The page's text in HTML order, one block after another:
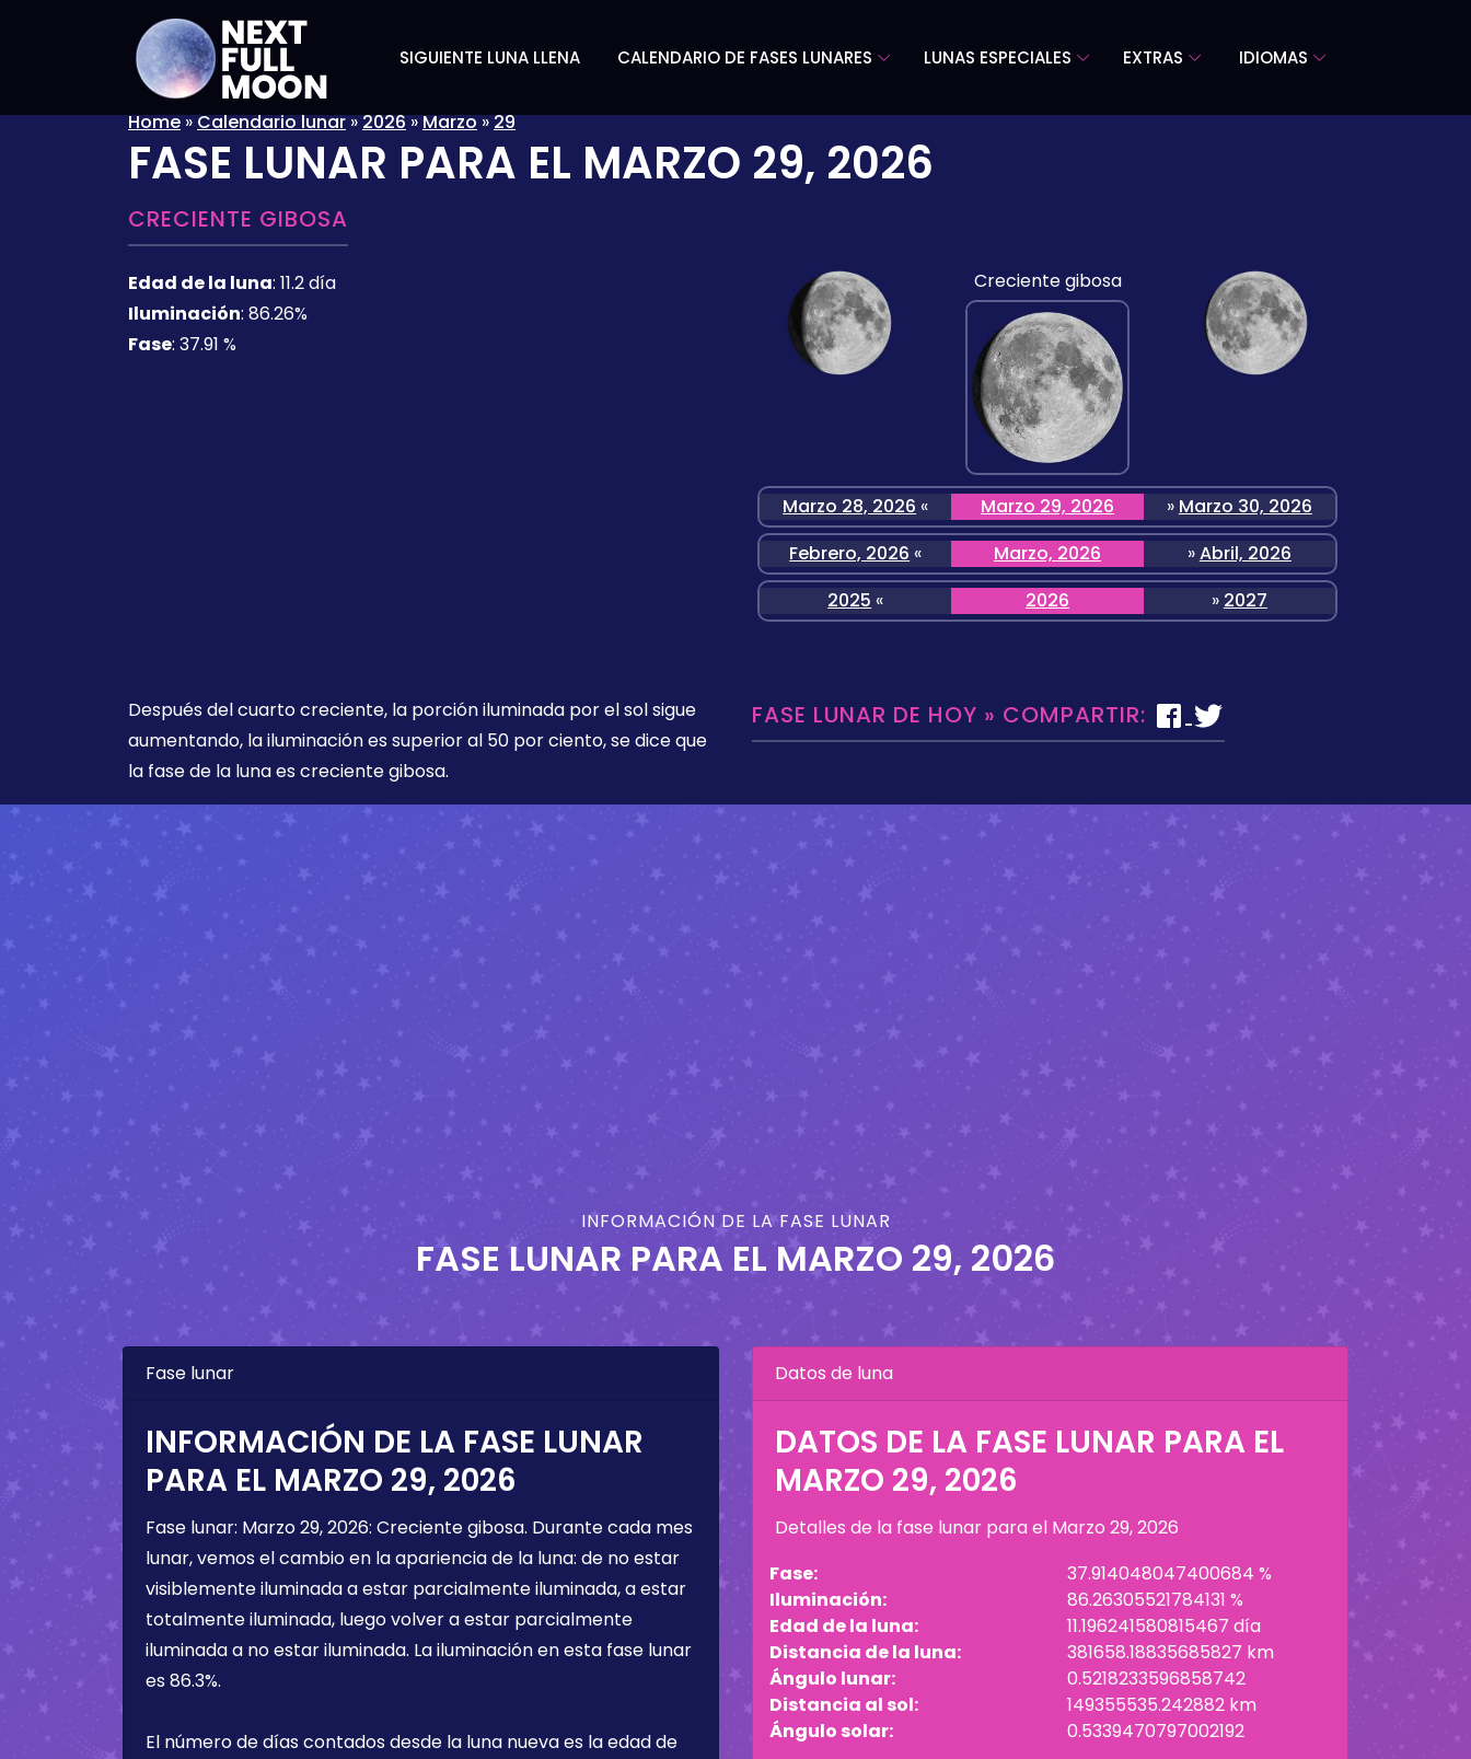
SIGUIENTE LUNA LLENA CALENDARIO DE FASES LUNARES LUNAS ESPECIALES EXTRAS IDIOMAS
Home»Calendario lunar»2026»Marzo»29
FASE LUNAR PARA EL MARZO 29, 2026
CRECIENTE GIBOSA
Edad de la luna: 11.2 día
Iluminación: 86.26%
Fase: 37.91 %
Creciente gibosa
Marzo 28, 2026 « Marzo 29, 2026 » Marzo 30, 2026
Febrero, 2026 « Marzo, 2026 »Abril, 2026
2025 « 2026 » 2027
Después del cuarto creciente, la porción iluminada por el sol sigue
aumentando, la iluminación es superior al 50 por ciento, se dice que
la fase de la luna es creciente gibosa.
FASE LUNAR DE HOY » COMPARTIR:
INFORMACIÓN DE LA FASE LUNAR
FASE LUNAR PARA ELMARZO 29, 2026
Fase lunar
INFORMACIÓN DE LA FASE LUNAR
PARA EL MARZO 29, 2026
Fase lunar: Marzo 29, 2026: Creciente gibosa. Durante cada mes
lunar, vemos el cambio en la apariencia de la luna: de no estar
visiblemente iluminada a estar parcialmente iluminada, a estar
totalmente iluminada, luego volver a estar parcialmente
iluminada a no estar iluminada. La iluminación en esta fase lunar
es 86.3%.
El número de días contados desde la luna nueva es la edad de
Datos de luna
DATOS DE LA FASE LUNAR PARA EL
MARZO 29, 2026
Detalles de la fase lunar para el Marzo 29, 2026
Fase:
37.914048047400684 %
Iluminación:
86.26305521784131 %
Edad de la luna:
11.196241580815467 día
Distancia de la luna:
381658.18835685827 km
Ángulo lunar:
0.5218233596858742
Distancia al sol:
149355535.242882 km
Ángulo solar:
0.5339470797002192